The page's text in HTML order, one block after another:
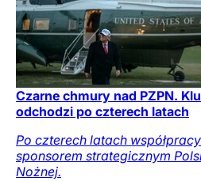
Czarne chmury nad PZPN.
odchodzi po czterech latach
Po czterech latach
sponsorem strategicznym
Nożnej.